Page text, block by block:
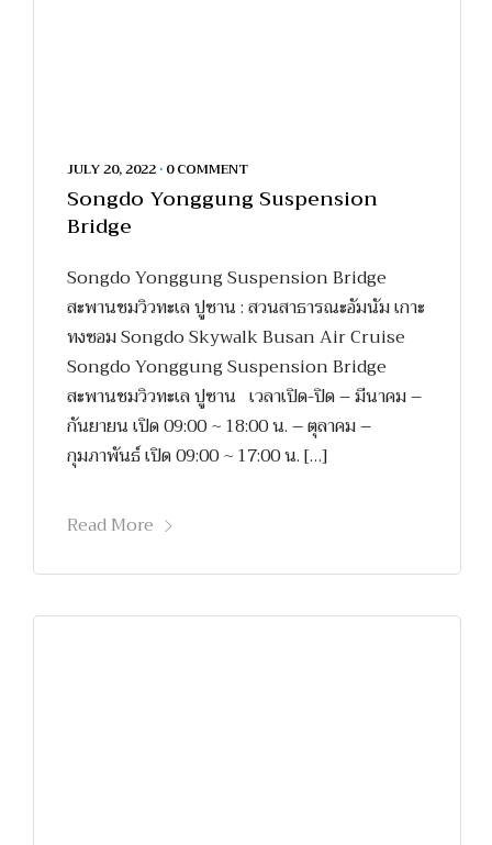
JULY 20, 2022 • 0 COMMENT
Songdo Yonggung Suspension
Bridge
Songdo Yonggung Suspension Bridge
สะพานชมวิวทะเล ปูซาน : สวนสาธารณะอัมนัม เกาะ
ทงซอม Songdo Skywalk Busan Air Cruise
Songdo Yonggung Suspension Bridge
สะพานชมวิวทะเล ปูซาน เวลาเปิด-ปิด – มีนาคม –
กันยายน เปิด 09:00 ~ 18:00 น. – ตุลาคม –
กุมภาพันธ์ เปิด 09:00 ~ 17:00 น. […]
Read More